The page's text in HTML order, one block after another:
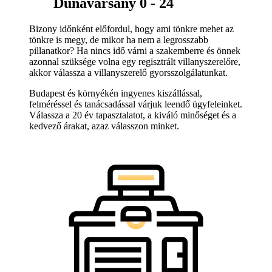
Bizony időnként előfordul, hogy ami tönkre mehet az
tönkre is megy, de mikor ha nem a legrosszabb
pillanatkor? Ha nincs idő várni a szakemberre és önnek
azonnal szüksége volna egy regisztrált villanyszerelőre,
akkor válassza a villanyszerelő gyorsszolgálatunkat.
Budapest és környékén ingyenes kiszállással,
felméréssel és tanácsadással várjuk leendő ügyfeleinket.
Válassza a 20 év tapasztalatot, a kiváló minőséget és a
kedvező árakat, azaz válasszon minket.